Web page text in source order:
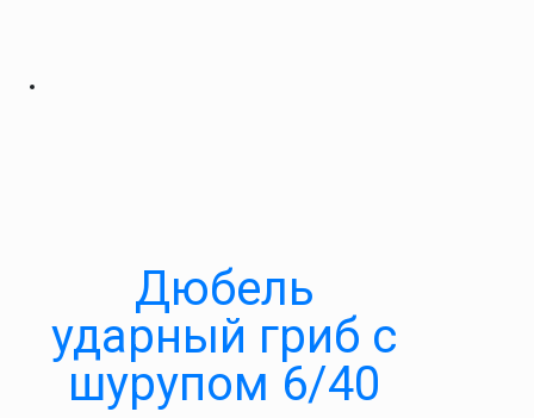
Дюбель
ударный гриб с
шурупом 6/40